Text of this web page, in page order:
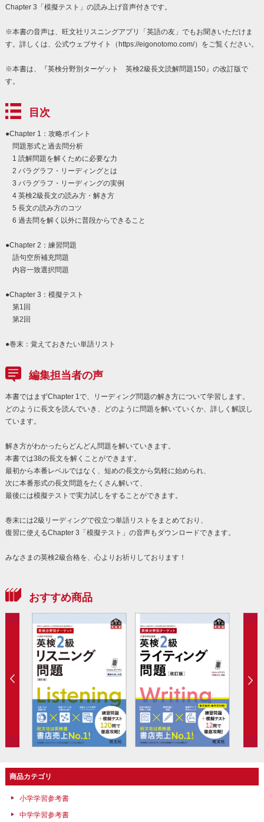
Chapter 3「模擬テスト」の読み上げ音声付きです。
※本書の音声は、旺文社リスニングアプリ「英語の友」でもお聞きいただけま
す。詳しくは、公式ウェブサイト（https://eigonotomo.com/）をご覧ください。
※本書は、『英検分野別ターゲット 英検2級長文読解問題150』の改訂版で
す。
目次
●Chapter 1：攻略ポイント
問題形式と過去問分析
1 読解問題を解くために必要な力
2 パラグラフ・リーディングとは
3 パラグラフ・リーディングの実例
4 英検2級長文の読み方・解き方
5 長文の読み方のコツ
6 過去問を解く以外に普段からできること
●Chapter 2：練習問題
語句空所補充問題
内容一致選択問題
●Chapter 3：模擬テスト
第1回
第2回
●巻末：覚えておきたい単語リスト
編集担当者の声
本書ではまずChapter 1で、リーディング問題の解き方について学習します。
どのように長文を読んでいき、どのように問題を解いていくか、詳しく解説し
ています。
解き方がわかったらどんどん問題を解いていきます。
本書では38の長文を解くことができます。
最初から本番レベルではなく、短めの長文から気軽に始められ、
次に本番形式の長文問題をたくさん解いて、
最後には模擬テストで実力試しをすることができます。
巻末には2級リーディングで役立つ単語リストをまとめており、
復習に使えるChapter 3「模擬テスト」の音声もダウンロードできます。
みなさまの英検2級合格を、心よりお祈りしております！
おすすめ商品
商品カテゴリ
小学学習参考書
中学学習参考書